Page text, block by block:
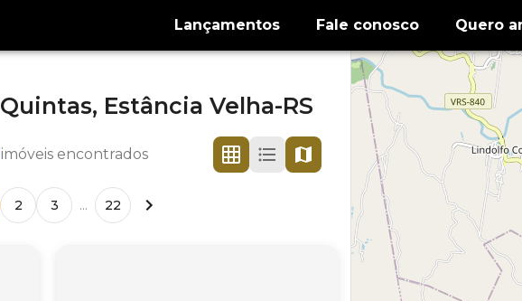
Lançamentos Fale conosco Quero
Quintas, Estância Velha-RS
imóveis encontrados
2 3 ... 22